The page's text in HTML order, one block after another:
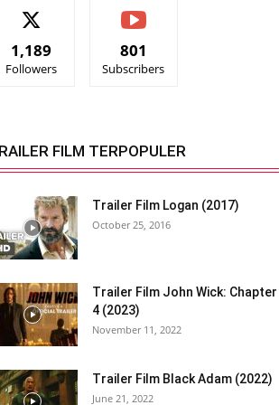
1,189
Followers
801
Subscribers
FILM TERPOPULER
Trailer Film Logan (2017)
October 25, 2016
Trailer Film John Wick: Chapter
4 (2023)
November 11, 2022
Trailer Film Black Adam (2022)
June 21, 2022